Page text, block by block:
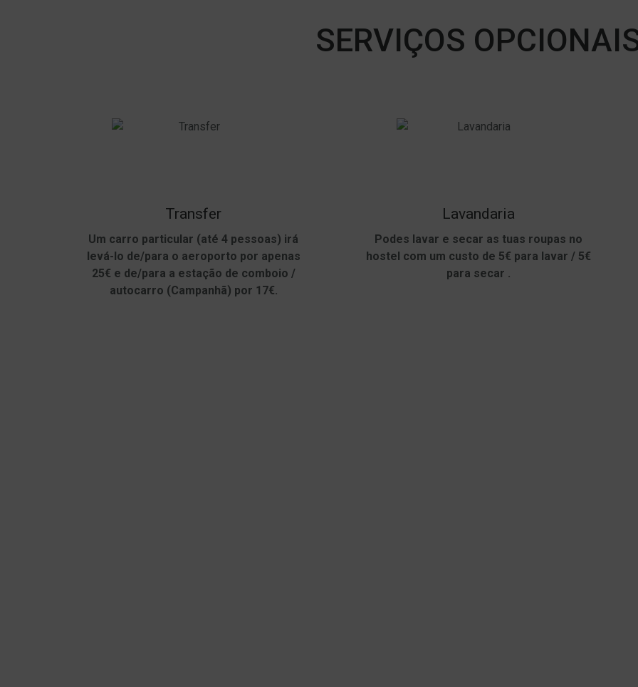
SERVIÇOS
Transfer
Um carro particular (até 4 pessoas) irá
levá-lo de/para o aeroporto por apenas
25€ e de/para a estação de comboio /
autocarro (Campanhã) por 17€.
Lavandaria
Podes lavar e secar as tuas roupas no
hostel com um custo de 5€ para lavar / 5€
para secar .